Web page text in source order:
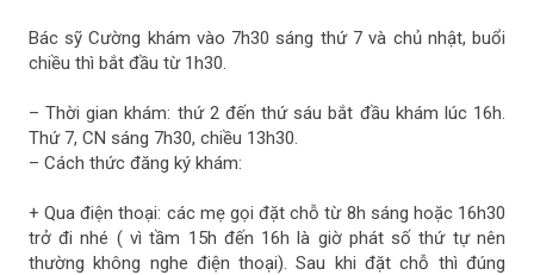
Bác sỹ Cường khám vào 7h30 sáng thứ 7 và chủ nhật, buổi
chiều thì bắt đầu từ 1h30.
– Thời gian khám: thứ 2 đến thứ sáu bắt đầu khám lúc 16h.
Thứ 7, CN sáng 7h30, chiều 13h30.
– Cách thức đăng ký khám:
+ Qua điện thoại: các mẹ gọi đặt chỗ từ 8h sáng hoặc 16h30
trở đi nhé ( vì tầm 15h đến 16h là giờ phát số thứ tự nên
thường không nghe điện thoại). Sau khi đặt chỗ thì đúng